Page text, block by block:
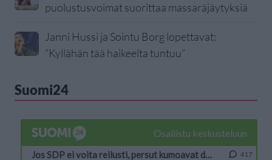
puolustusvoimat suorittaa massaräjäytyksiä
Janni Hussi ja Sointu Borg lopettavat:
”Kyllähän tää haikeelta tuntuu”
Suomi24